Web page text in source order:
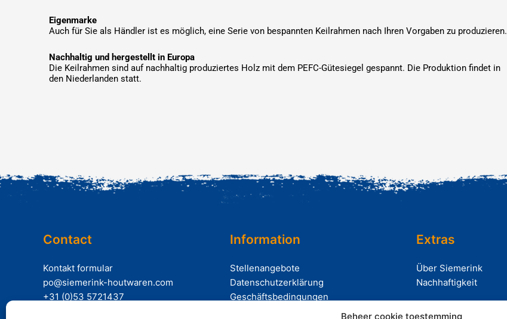
Beheer cookie toestemming
Eigenmarke
Auch für Sie als Händler ist es möglich, eine Serie von bespannten Keilrahmen nach Ihren Vorgaben zu produzieren.
Nachhaltig und hergestellt in Europa
Die Keilrahmen sind auf nachhaltig produziertes Holz mit dem PEFC-Gütesiegel gespannt. Die Produktion findet in
den Niederlanden statt.
Contact
Kontakt formular
po@siemerink-houtwaren.com
+31 (0)53 5721437
Information
Stellenangebote
Datenschutzerklärung
Geschäftsbedingungen
Extras
Über Siemerink
Nachhaftigkeit